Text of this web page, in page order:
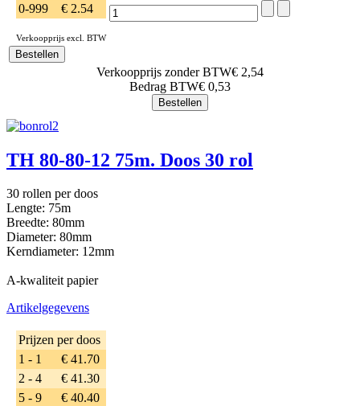
0-999
€ 2.54
Verkoopprijs excl. BTW
Verkoopprijs zonder BTW€ 2,54
Bedrag BTW€ 0,53
TH 80-80-12 75m. Doos 30 rol
30 rollen per doos
Lengte: 75m
Breedte: 80mm
Diameter: 80mm
Kerndiameter: 12mm
A-kwaliteit papier
Artikelgegevens
Prijzen per doos
1 - 1
€ 41.70
2 - 4
€ 41.30
5 - 9
€ 40.40